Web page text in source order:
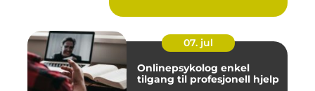
07. jul
Onlinepsykolog enkel
tilgang til profesjonell hjelp